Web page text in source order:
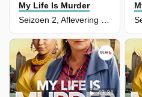
My Life Is Murder
Seizoen 2, Aflevering 4 - Look, Don't Touch
43:31